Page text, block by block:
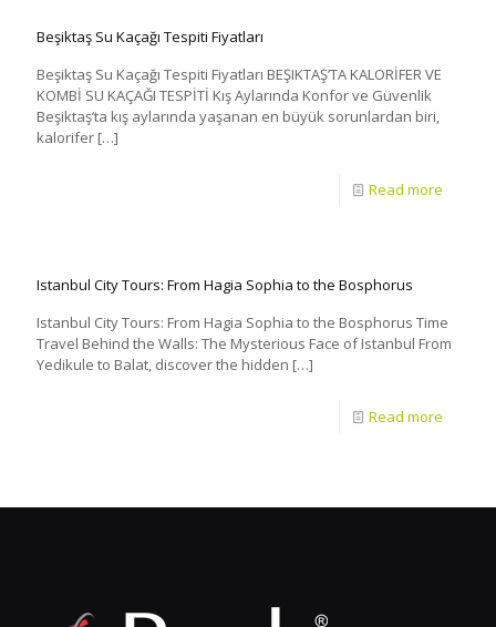
Beşiktaş Su Kaçağı Tespiti Fiyatları
Beşiktaş Su Kaçağı Tespiti Fiyatları BEŞIKTAŞ’TA KALORİFER VE
KOMBİ SU KAÇAĞI TESPİTİ Kış Aylarında Konfor ve Güvenlik
Beşiktaş’ta kış aylarında yaşanan en büyük sorunlardan biri,
kalorifer […]
Read more
Istanbul City Tours: From Hagia Sophia to the Bosphorus
Istanbul City Tours: From Hagia Sophia to the Bosphorus Time
Travel Behind the Walls: The Mysterious Face of Istanbul From
Yedikule to Balat, discover the hidden […]
Read more